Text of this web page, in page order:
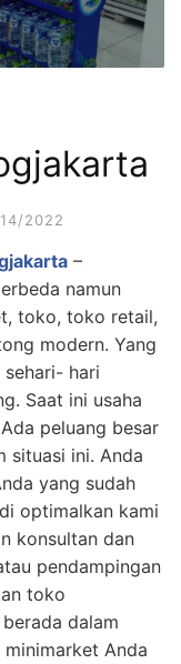
2022
–
namun
toko, toko retail,
modern. Yang
hari
Saat ini usaha
peluang besar
situasi ini. Anda
yang sudah
optimalkan kami
konsultan dan
pendampingan
toko
dalam
Anda